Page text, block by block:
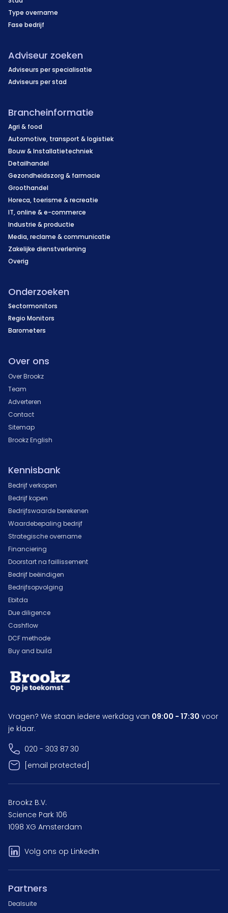
Type overname
Fase bedrijf
Adviseur zoeken
Adviseurs per specialisatie
Adviseurs per stad
Brancheinformatie
Agri & food
Automotive, transport & logistiek
Bouw & Installatietechniek
Detailhandel
Gezondheidszorg & farmacie
Groothandel
Horeca, toerisme & recreatie
IT, online & e-commerce
Industrie & productie
Media, reclame & communicatie
Zakelijke dienstverlening
Overig
Onderzoeken
Sectormonitors
Regio Monitors
Barometers
Over ons
Over Brookz
Team
Adverteren
Contact
Sitemap
Brookz English
Kennisbank
Bedrijf verkopen
Bedrijf kopen
Bedrijfswaarde berekenen
Waardebepaling bedrijf
Strategische overname
Financiering
Doorstart na faillissement
Bedrijf beëindigen
Bedrijfsopvolging
Ebitda
Due diligence
Cashflow
DCF methode
Buy and build
Vragen? We staan iedere werkdag van 09:00 - 17:30 voor
je klaar.
020 - 303 87 30
[email protected]
Brookz B.V.
Science Park 106
1098 XG Amsterdam
Volg ons op LinkedIn
Partners
Dealsuite